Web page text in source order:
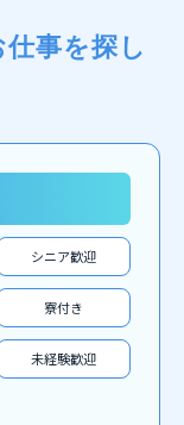
事を探し
シニア歓迎
寮付き
未経験歓迎